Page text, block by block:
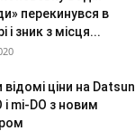
перекинувся в
і зник з місця...
відомі ціни на Datsun
і mi-DO з новим